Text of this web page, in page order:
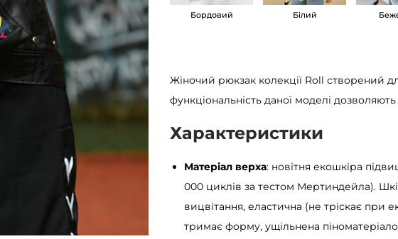
о
й
S
m
o
Бордовий Білий
Жіночий рюкзак колекції Roll створений
функціональність даної моделі
Характеристики
Матеріал верха: новітня екошкіра
000 циклів за тестом Мертиндейла).
вицвітання, еластична (не тріскає при
тримає форму, ущільнена